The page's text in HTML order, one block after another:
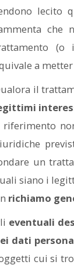
lecito
che
(o
a
il
riferimento
un
siano i
richiamo
eventuali
dati
cui si